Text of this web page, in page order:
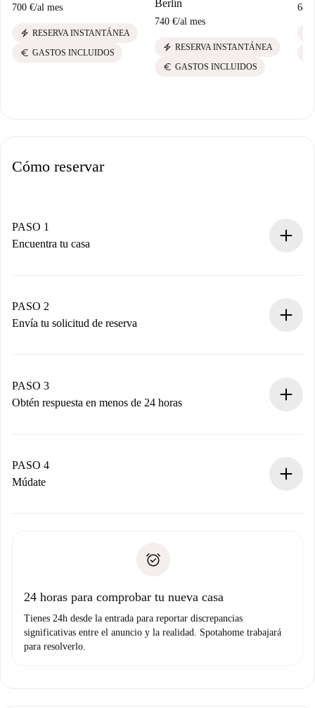
700 €/al mes
electric_bolt RESERVA INSTANTÁNEA
euro GASTOS INCLUIDOS
Berlín
740 €/al mes
electric_bolt RESERVA INSTANTÁNEA
euro GASTOS INCLUIDOS
680
Cómo reservar
PASO 1
Encuentra tu casa
Tienes toda la información necesaria por adelantado.
PASO 2
Envía tu solicitud de reserva
propietario acepte.
PASO 3
Obtén respuesta en menos de 24 horas
contacto con el propietario.
Si es rechazada: No te haremos ningún cargo y te
Prueba de solvencia
PASO 4
Múdate
no nos comunicas ningún problema.
24 horas para comprobar tu nueva casa
Tienes 24h desde la entrada para reportar discrepancias
significativas entre el anuncio y la realidad. Spotahome trabajará
para resolverlo.